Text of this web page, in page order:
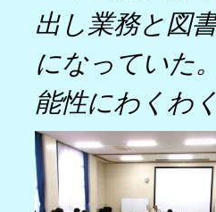
出し業務と図
になっていた
能性にわくわ